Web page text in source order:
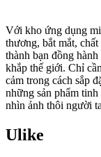
Với kho ứng dụng
thương, bắt mắt,
thành bạn đồng
khắp thế giới. Chỉ
cảm trong cách sắp
những sản phẩm
nhìn ảnh thôi người
Ulike